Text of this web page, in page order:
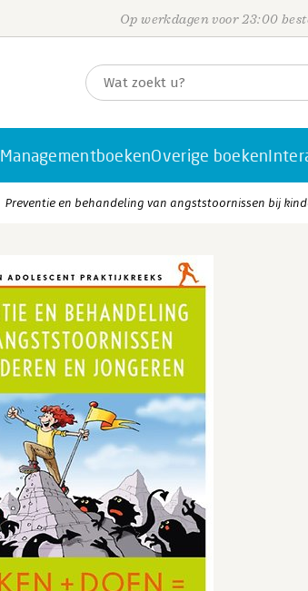
Op werkdagen voor 23:00
ManagementboekenOverige boeken
Preventie en behandeling van angststoornissen bij